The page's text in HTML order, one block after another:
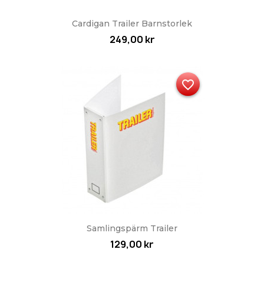
Cardigan Trailer Barnstorlek
249,00 kr
Samlingspärm Trailer
129,00 kr
favorite_border